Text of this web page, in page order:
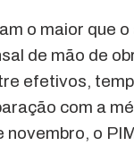
o maior que
de mão de
efetivos,
com a
o